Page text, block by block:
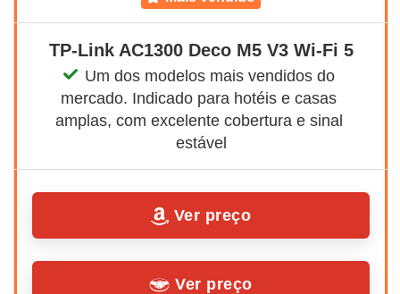
TP-Link AC1300 Deco M5 V3 Wi-Fi 5
Um dos modelos mais vendidos do
mercado. Indicado para hotéis e casas
amplas, com excelente cobertura e sinal
estável
Ver preço
Ver preço